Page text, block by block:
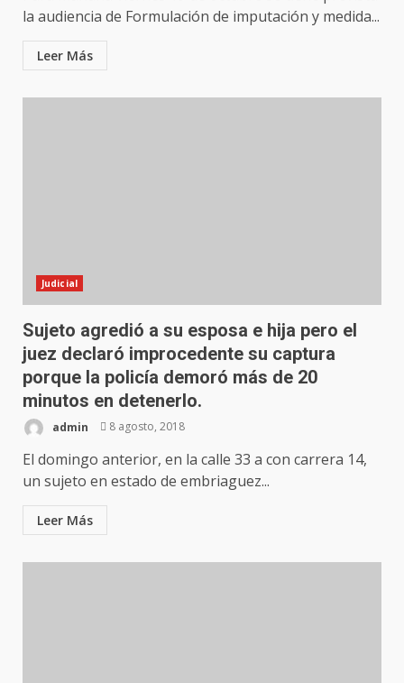
la audiencia de Formulación de imputación y medida...
Leer Más
Judicial
Sujeto agredió a su esposa e hija pero el
juez declaró improcedente su captura
porque la policía demoró más de 20
minutos en detenerlo.
admin 8 agosto, 2018
El domingo anterior, en la calle 33 a con carrera 14,
un sujeto en estado de embriaguez...
Leer Más